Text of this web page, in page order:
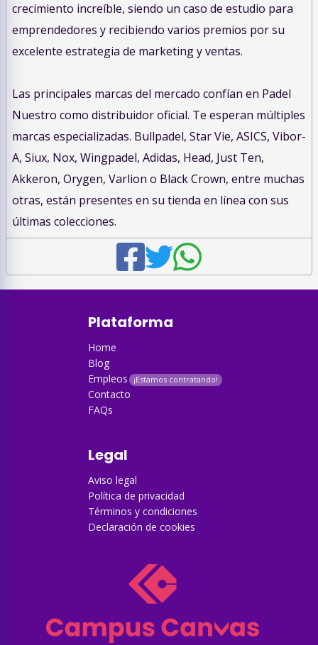
crecimiento increíble, siendo un caso de estudio para
emprendedores y recibiendo varios premios por su
excelente estrategia de marketing y ventas.
Las principales marcas del mercado confían en Padel
Nuestro como distribuidor oficial. Te esperan múltiples
marcas especializadas. Bullpadel, Star Vie, ASICS, Vibor-
A, Siux, Nox, Wingpadel, Adidas, Head, Just Ten,
Akkeron, Orygen, Varlion o Black Crown, entre muchas
otras, están presentes en su tienda en línea con sus
últimas colecciones.
Plataforma
Home
Blog
Empleos
Contacto
FAQs
Legal
Aviso legal
Política de privacidad
Términos y condiciones
Declaración de cookies